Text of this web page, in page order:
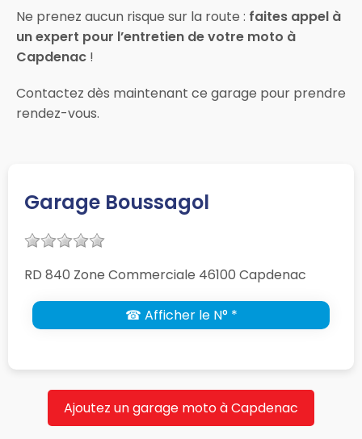
Ne prenez aucun risque sur la route : faites appel à
un expert pour l’entretien de votre moto à
Capdenac !
Contactez dès maintenant ce garage pour prendre
rendez-vous.
Garage Boussagol
RD 840 Zone Commerciale 46100 Capdenac
☎ Afficher le N° *
Ajoutez un garage moto à Capdenac